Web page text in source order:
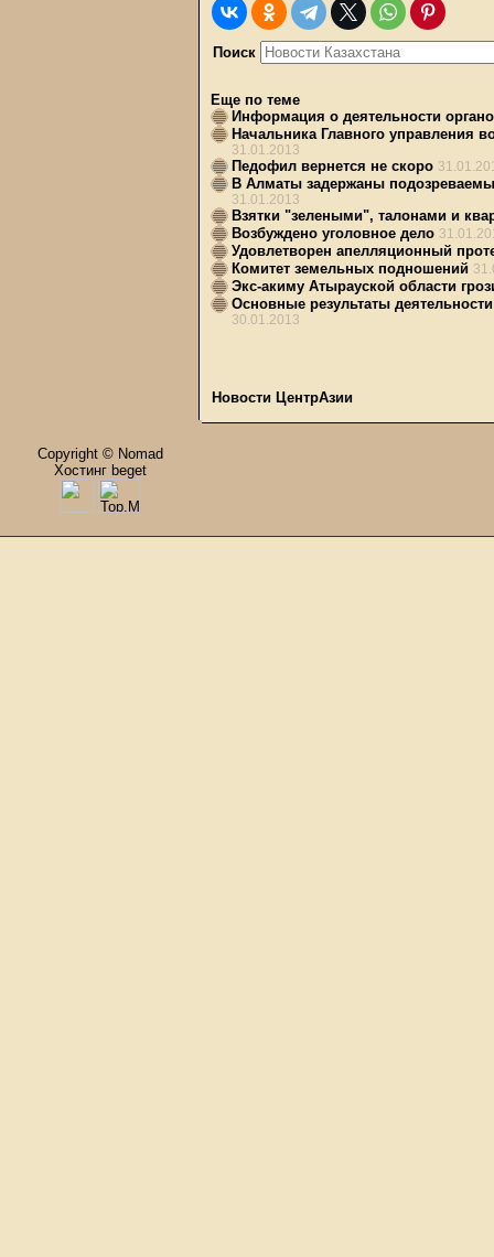
Поиск
Еще по теме
Информация о деятельности
Начальника Главного управления
31.01.2013
Педофил вернется не скоро
В Алматы задержаны
31.01.2013
Взятки "зелеными", талонами и
Возбуждено уголовное дело
Удовлетворен апелляционный
Комитет земельных подношений
Экс-акиму Атырауской области
Основные результаты
30.01.2013
Новости ЦентрАзии
Copyright © Nomad
Хостинг beget